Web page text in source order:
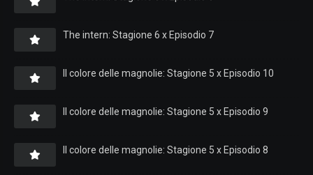
The intern: Stagione 6 x Episodio 7
Il colore delle magnolie: Stagione 5 x Episodio 10
Il colore delle magnolie: Stagione 5 x Episodio 9
Il colore delle magnolie: Stagione 5 x Episodio 8